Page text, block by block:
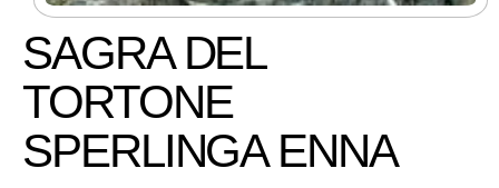
SAGRA DEL
TORTONE
SPERLINGA ENNA